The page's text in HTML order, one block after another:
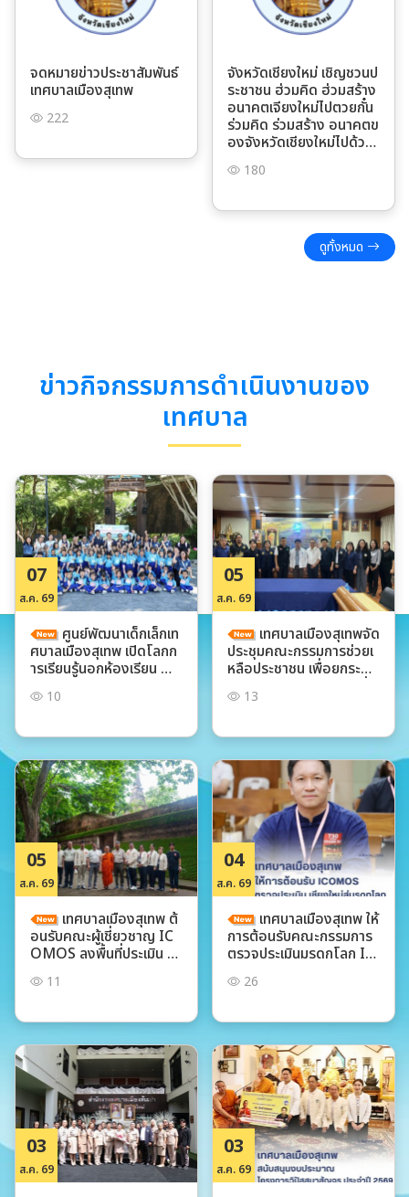
จดหมายข่าวประชาสัมพันธ์
เทศบาลเมืองสุเทพ
222
จังหวัดเชียงใหม่ เชิญชวนป
ระชาชน ฮ่วมคิด ฮ่วมสร้าง
อนาคตเจียงใหม่ไปตวยกั๋น
ร่วมคิด ร่วมสร้าง อนาคตข
องจังหวัดเชียงใหม่ไปด้วย
จเพื่อประกอบการจัดทำแผ
180
ดูทั้งหมด
ข่าวกิจกรรมการดำเนินงานของ
เทศบาล
07
ส.ค. 69
ศูนย์พัฒนาเด็กเล็กเท
ศบาลเมืองสุเทพ เปิดโลกก
ารเรียนรู้นอกห้องเรียน ณ เ
ชียงใหม่ไนท์ซาฟารี
10
05
ส.ค. 69
เทศบาลเมืองสุเทพจัด
ประชุมคณะกรรมการช่วยเ
หลือประชาชน เพื่อยกระดับ
การดูแลประชาชนอย่างทั่ว
ถึง13
05
ส.ค. 69
เทศบาลเมืองสุเทพ ต้
อนรับคณะผู้เชี่ยวชาญ IC
OMOS ลงพื้นที่ประเมิน 2
วัดสำคัญ ผลักดัน เชียงใหม่
นครหลวงล้านนาสู่มรดกโล
11
04
ส.ค. 69
เทศบาลเมืองสุเทพ ให้
การต้อนรับคณะกรรมการ
ตรวจประเมินมรดกโลก IC
OMOS ณ ห้องประชุมอง
ค์การบริหารส่วนจังหวัดเชี
26
03
ส.ค. 69
03
ส.ค. 69